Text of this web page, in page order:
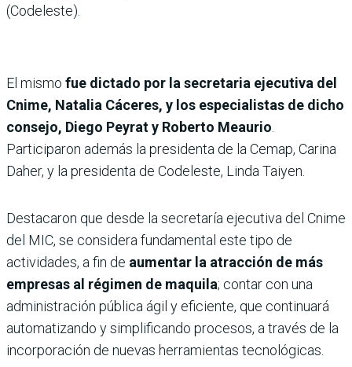
(Codeleste).
El mismo fue dictado por la secretaria ejecutiva del
Cnime, Natalia Cáceres, y los especialistas de dicho
consejo, Diego Peyrat y Roberto Meaurio
Participaron además la presidenta de la Cemap, Carina
Daher, y la presidenta de Codeleste, Linda Taiyen.
Destacaron que desde la secretaría ejecutiva del Cnime
del MIC, se considera fundamental este tipo de
actividades, a fin de aumentar la atracción de más
empresas al régimen de maquila; contar con una
administración pública ágil y eficiente, que continuará
automatizando y simplificando procesos, a través de la
incorporación de nuevas herramientas tecnológicas.